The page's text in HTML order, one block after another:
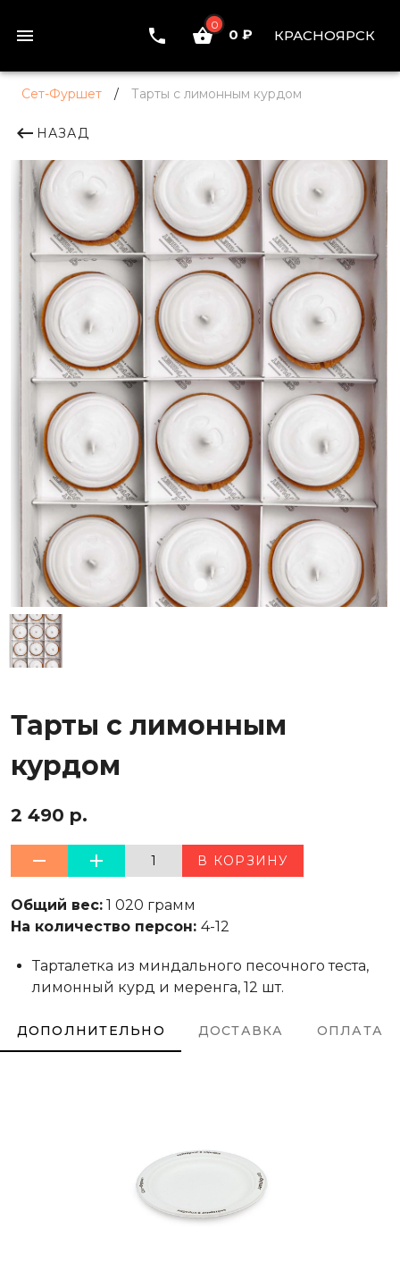
0
0 ₽ КРАСНОЯРСК
Сет-Фуршет / Тарты с лимонным курдом
НАЗАД
Тарты с лимонным
курдом
2 490 р.
1 В КОРЗИНУ
Общий вес: 1 020 грамм
На количество персон: 4-12
Тарталетка из миндального песочного теста,
лимонный курд и меренга, 12 шт.
ДОПОЛНИТЕЛЬНО ДОСТАВКА ОПЛАТА